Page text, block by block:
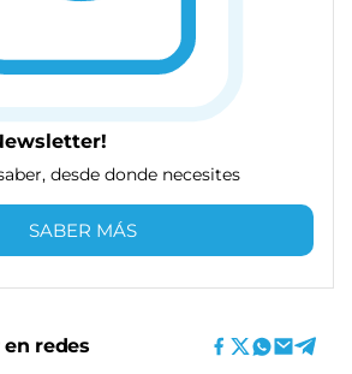
desde donde necesites
SABER MÁS
redes